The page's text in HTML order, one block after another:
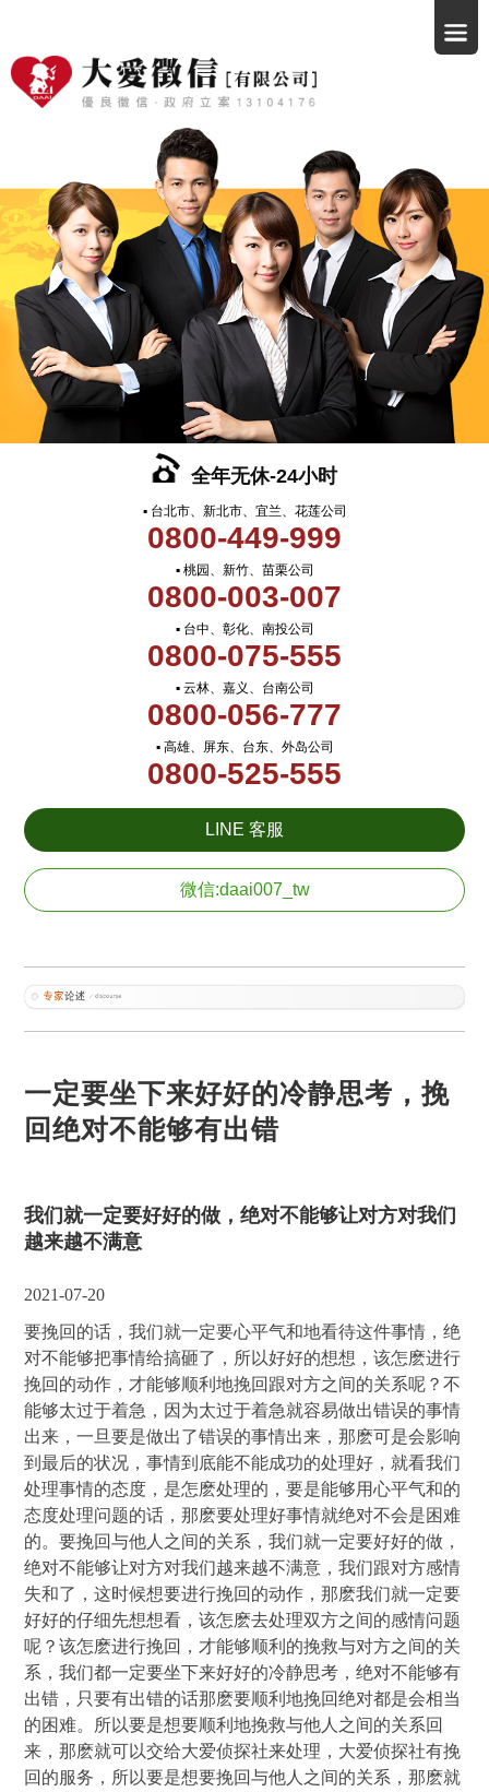
全年无休-24小时
▪ 台北市、新北市、宜兰、花莲公司
0800-449-999
▪ 桃园、新竹、苗栗公司
0800-003-007
▪ 台中、彰化、南投公司
0800-075-555
▪ 云林、嘉义、台南公司
0800-056-777
▪ 高雄、屏东、台东、外岛公司
0800-525-555
LINE 客服
微信:daai007_tw
一定要坐下来好好的冷静思考，挽
回绝对不能够有出错
我们就一定要好好的做，绝对不能够让对方对我们
越来越不满意
2021-07-20
要挽回的话，我们就一定要心平气和地看待这件事情，绝
对不能够把事情给搞砸了，所以好好的想想，该怎麽进行
挽回的动作，才能够顺利地挽回跟对方之间的关系呢？不
能够太过于着急，因为太过于着急就容易做出错误的事情
出来，一旦要是做出了错误的事情出来，那麽可是会影响
到最后的状况，事情到底能不能成功的处理好，就看我们
处理事情的态度，是怎麽处理的，要是能够用心平气和的
态度处理问题的话，那麽要处理好事情就绝对不会是困难
的。要挽回与他人之间的关系，我们就一定要好好的做，
绝对不能够让对方对我们越来越不满意，我们跟对方感情
失和了，这时候想要进行挽回的动作，那麽我们就一定要
好好的仔细先想想看，该怎麽去处理双方之间的感情问题
呢？该怎麽进行挽回，才能够顺利的挽救与对方之间的关
系，我们都一定要坐下来好好的冷静思考，绝对不能够有
出错，只要有出错的话那麽要顺利地挽回绝对都是会相当
的困难。所以要是想要顺利地挽救与他人之间的关系回
来，那麽就可以交给大爱侦探社来处理，大爱侦探社有挽
回的服务，所以要是想要挽回与他人之间的关系，那麽就